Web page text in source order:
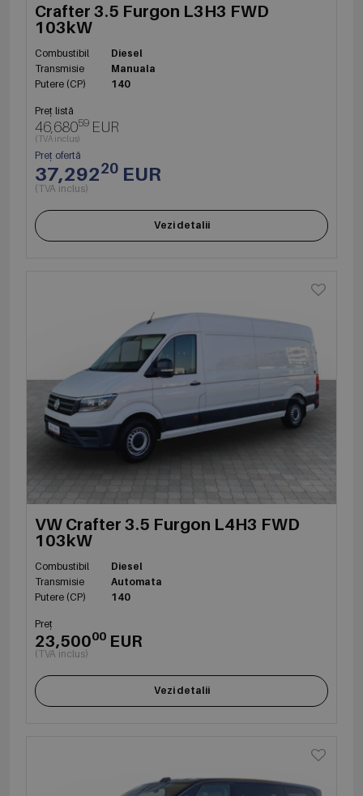
Crafter 3.5 Furgon L3H3 FWD
103kW
Combustibil
Diesel
Transmisie
Manuala
Putere (CP)
140
Preț listă
46,68059 EUR
(TVA inclus)
Preț ofertă
37,29220 EUR
(TVA inclus)
Vezi detalii
VW Crafter 3.5 Furgon L4H3 FWD
103kW
Combustibil
Diesel
Transmisie
Automata
Putere (CP)
140
Preț
23,50000 EUR
(TVA inclus)
Vezi detalii